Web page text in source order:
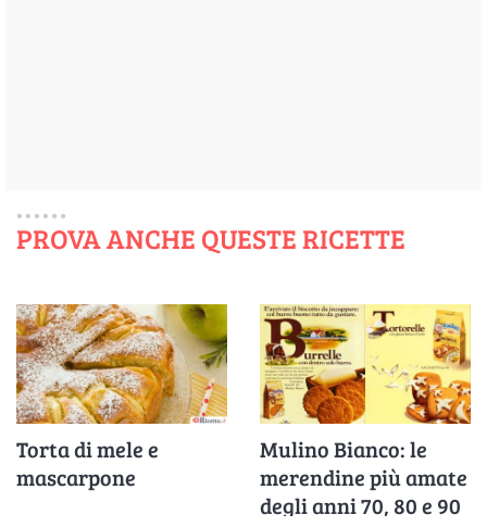
PROVA ANCHE QUESTE RICETTE
Torta di mele e
mascarpone
Mulino Bianco: le
merendine più amate
degli anni 70, 80 e 90